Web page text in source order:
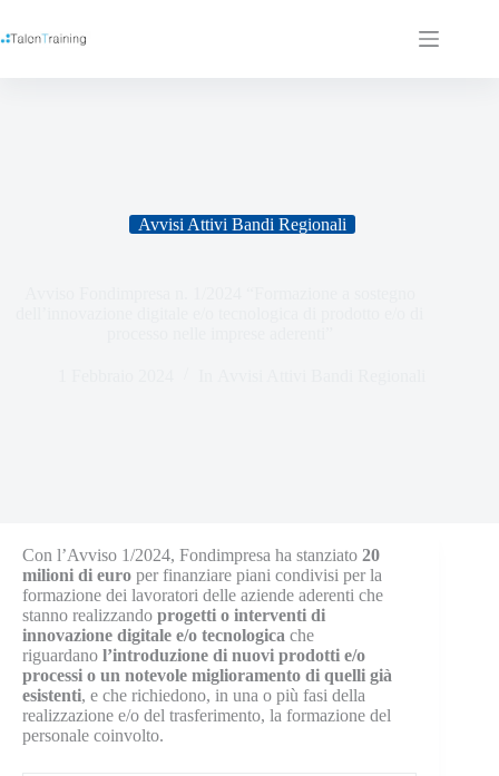
Avvisi Attivi Bandi Regionali
Con l’Avviso 1/2024, Fondimpresa ha stanziato 20
milioni di euro per finanziare piani condivisi per la
formazione dei lavoratori delle aziende aderenti che
stanno realizzando progetti o interventi di
innovazione digitale e/o tecnologica che
riguardano l’introduzione di nuovi prodotti e/o
processi o un notevole miglioramento di quelli già
esistenti, e che richiedono, in una o più fasi della
realizzazione e/o del trasferimento, la formazione del
personale coinvolto.